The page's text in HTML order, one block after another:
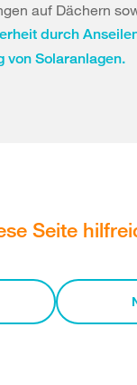
auf Dächern
durch
von Solaranlagen.
Seite